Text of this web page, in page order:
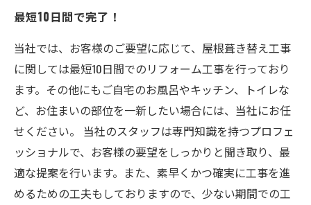
最短10日間で完了！
当社では、お客様のご要望に応じて、屋根葺き替え工事
に関しては最短10日間でのリフォーム工事を行っており
ます。その他にもご自宅のお風呂やキッチン、トイレな
ど、お住まいの部位を一新したい場合には、当社にお任
せください。 当社のスタッフは専門知識を持つプロフェ
ッショナルで、お客様の要望をしっかりと聞き取り、最
適な提案を行います。また、素早くかつ確実に工事を進
めるための工夫もしておりますので、少ない期間での工